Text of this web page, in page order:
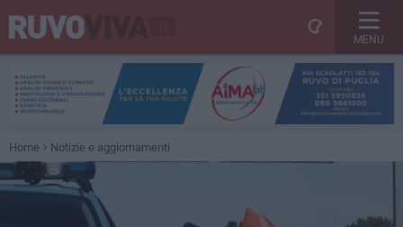
MENU
Home Notizie e aggiornamenti